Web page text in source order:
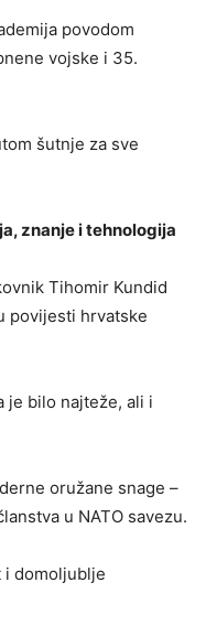
povodom
vojske i 35.
šutnje za sve
znanje i tehnologija
Tihomir Kundid
povijesti hrvatske
je bilo najteže, ali i
oružane snage –
u NATO savezu.
i domoljublje